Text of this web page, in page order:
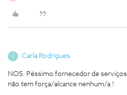
C Carla Rodrigues
NOS. Péssimo fornecedor de
não tem força/alcance nenhum/a !